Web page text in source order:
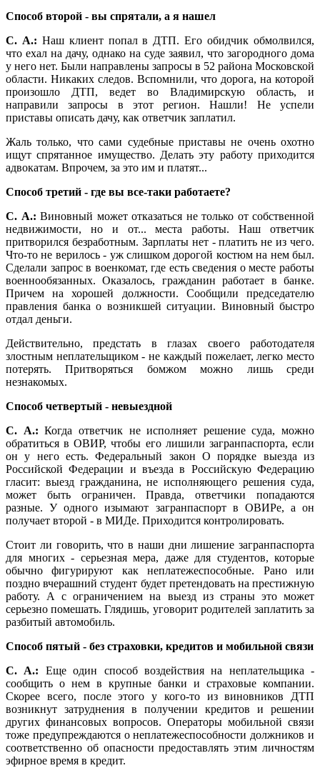
Способ второй - вы спрятали, а я нашел
С. А.: Наш клиент попал в ДТП. Его обидчик обмолвился,
что ехал на дачу, однако на суде заявил, что загородного дома
у него нет. Были направлены запросы в 52 района Московской
области. Никаких следов. Вспомнили, что дорога, на которой
произошло ДТП, ведет во Владимирскую область, и
направили запросы в этот регион. Нашли! Не успели
приставы описать дачу, как ответчик заплатил.
Жаль только, что сами судебные приставы не очень охотно
ищут спрятанное имущество. Делать эту работу приходится
адвокатам. Впрочем, за это им и платят...
Способ третий - где вы все-таки работаете?
С. А.: Виновный может отказаться не только от собственной
недвижимости, но и от... места работы. Наш ответчик
притворился безработным. Зарплаты нет - платить не из чего.
Что-то не верилось - уж слишком дорогой костюм на нем был.
Сделали запрос в военкомат, где есть сведения о месте работы
военнообязанных. Оказалось, гражданин работает в банке.
Причем на хорошей должности. Сообщили председателю
правления банка о возникшей ситуации. Виновный быстро
отдал деньги.
Действительно, предстать в глазах своего работодателя
злостным неплательщиком - не каждый пожелает, легко место
потерять. Притворяться бомжом можно лишь среди
незнакомых.
Способ четвертый - невыездной
С. А.: Когда ответчик не исполняет решение суда, можно
обратиться в ОВИР, чтобы его лишили загранпаспорта, если
он у него есть. Федеральный закон О порядке выезда из
Российской Федерации и въезда в Российскую Федерацию
гласит: выезд гражданина, не исполняющего решения суда,
может быть ограничен. Правда, ответчики попадаются
разные. У одного изымают загранпаспорт в ОВИРе, а он
получает второй - в МИДе. Приходится контролировать.
Стоит ли говорить, что в наши дни лишение загранпаспорта
для многих - серьезная мера, даже для студентов, которые
обычно фигурируют как неплатежеспособные. Рано или
поздно вчерашний студент будет претендовать на престижную
работу. А с ограничением на выезд из страны это может
серьезно помешать. Глядишь, уговорит родителей заплатить за
разбитый автомобиль.
Способ пятый - без страховки, кредитов и мобильной связи
С. А.: Еще один способ воздействия на неплательщика -
сообщить о нем в крупные банки и страховые компании.
Скорее всего, после этого у кого-то из виновников ДТП
возникнут затруднения в получении кредитов и решении
других финансовых вопросов. Операторы мобильной связи
тоже предупреждаются о неплатежеспособности должников и
соответственно об опасности предоставлять этим личностям
эфирное время в кредит.